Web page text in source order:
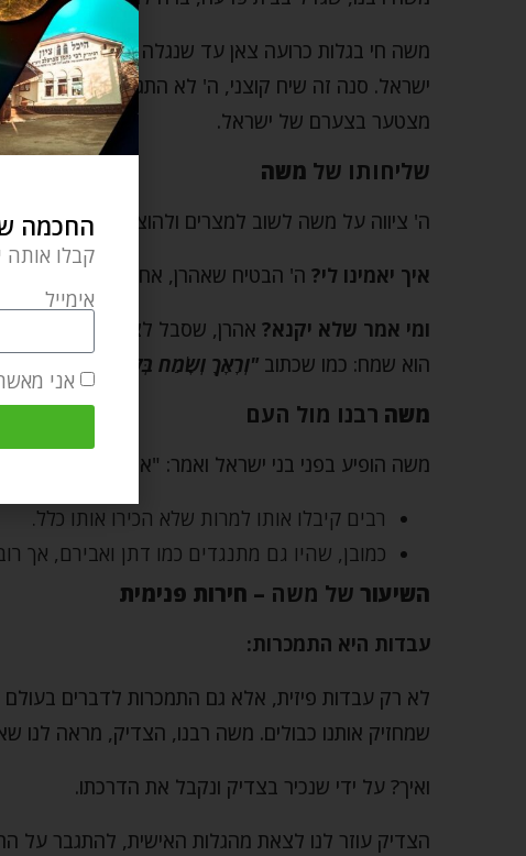
משה חי בגלות כרועה צאן עד שנגלה אליו הקב"ה
ישראל. סנה זה שיח קוצני, ה' לא התגלה על עץ נעים
מצטער בצערם של ישראל.
שליחותו של משה
ה' ציווה על משה לשוב למצרים ולהוציא את עם
איך יאמינו לי? ה' הבטיח שאהרן, אחיו, יבוא לעזרתו
ומי אמר שלא יקנא? אהרן, שסבל לצד העם כל
הוא שמח: כמו שכתוב "וְרָאָךָ וְשָׂמַח בְּלִבּוֹ"
משה רבנו מול העם
משה הופיע בפני בני ישראל ואמר: "אני המושיע שלכם.
רבים קיבלו אותו למרות שלא הכירו אותו כלל.
כמובן, שהיו גם מתנגדים כמו דתן ואבירם, אך
השיעור של משה – חירות פנימית
עבדות היא התמכרות:
לא רק עבדות פיזית, אלא גם התמכרות לדברים
שמחזיק אותנו כבולים. משה רבנו, הצדיק, מראה
ואיך? על ידי שנכיר בצדיק ונקבל את הדרכתו.
הצדיק עוזר לנו לצאת מהגלות האישית, להתגבר על
החכמה
קבלו אותה
אימייל
אני